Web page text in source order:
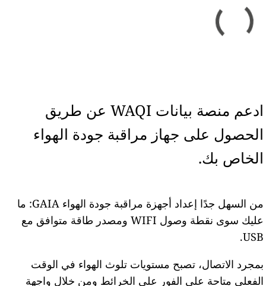
ادعم منصة بيانات WAQI عن طريق
الحصول على جهاز مراقبة جودة الهواء
الخاص بك.
من السهل جدًا إعداد أجهزة مراقبة جودة الهواء GAIA: ما
عليك سوى نقطة وصول WIFI ومصدر طاقة متوافق مع
USB.
بمجرد الاتصال، تصبح مستويات تلوث الهواء في الوقت
الفعلي متاحة على الفور على الخرائط ومن خلال واجهة